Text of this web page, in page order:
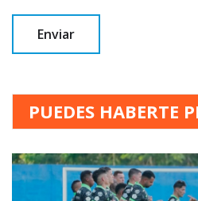
PUEDES HABERTE